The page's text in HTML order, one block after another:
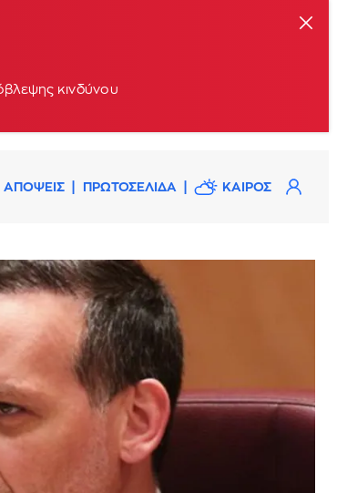
κινδύνου
ΑΠΟΨΕΙΣ ΠΡΩΤΟΣΕΛΙΔΑ ΚΑΙΡΟΣ